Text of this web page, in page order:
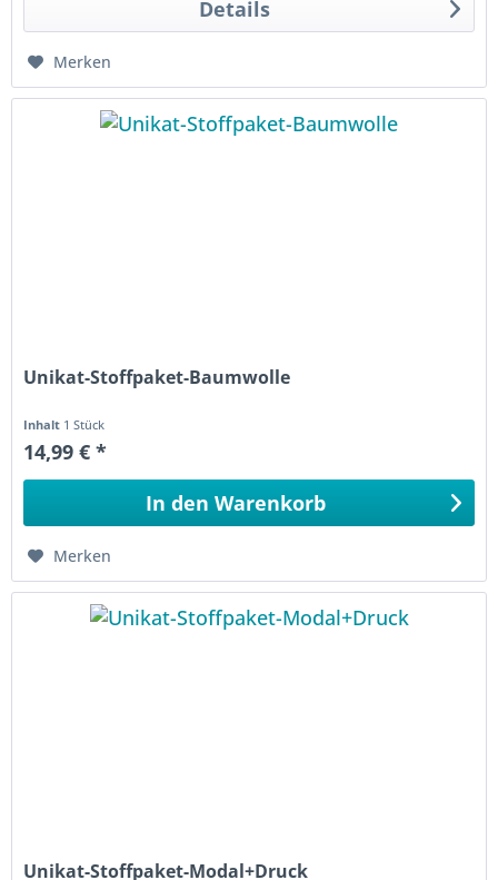
Details
Merken
Unikat-Stoffpaket-Baumwolle
Inhalt 1 Stück
14,99 € *
In den Warenkorb
Merken
Unikat-Stoffpaket-Modal+Druck